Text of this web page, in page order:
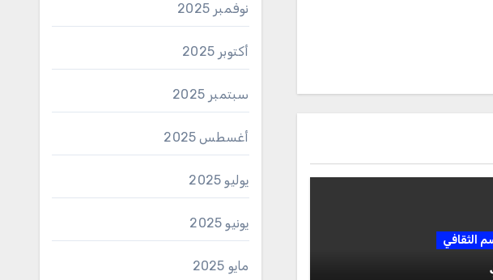
الثقافي
نوفمبر 2025
أكتوبر 2025
سبتمبر 2025
أغسطس 2025
يوليو 2025
يونيو 2025
مايو 2025